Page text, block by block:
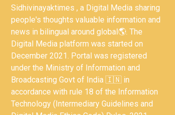
Sidhivinayaktimes , a Digital Media sharing
people's thoughts valuable information and
news in bilingual around global🌎. The
Digital Media platform was started on
December 2021. Portal was registered
under the Ministry of Information and
Broadcasting Govt of India 🇮🇳 in
accordance with rule 18 of the Information
Technology (Intermediary Guidelines and